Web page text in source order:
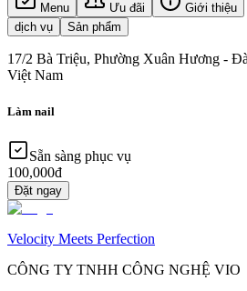
Menu Ưu đãi
Giới thiệu
dịch vụ
Sản phẩm
17/2 Bà Triệu, Phường Xuân Hương -
Việt Nam
Làm nail
Sẵn sàng phục vụ
100,000đ
Đặt ngay
Velocity Meets Perfection
CÔNG TY TNHH CÔNG NGHỆ VIO